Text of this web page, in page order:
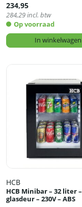
234,95
284,29incl. btw
Op voorraad
In winkelwagen
HCB
HCB Minibar – 32 liter –
glasdeur – 230V – ABS